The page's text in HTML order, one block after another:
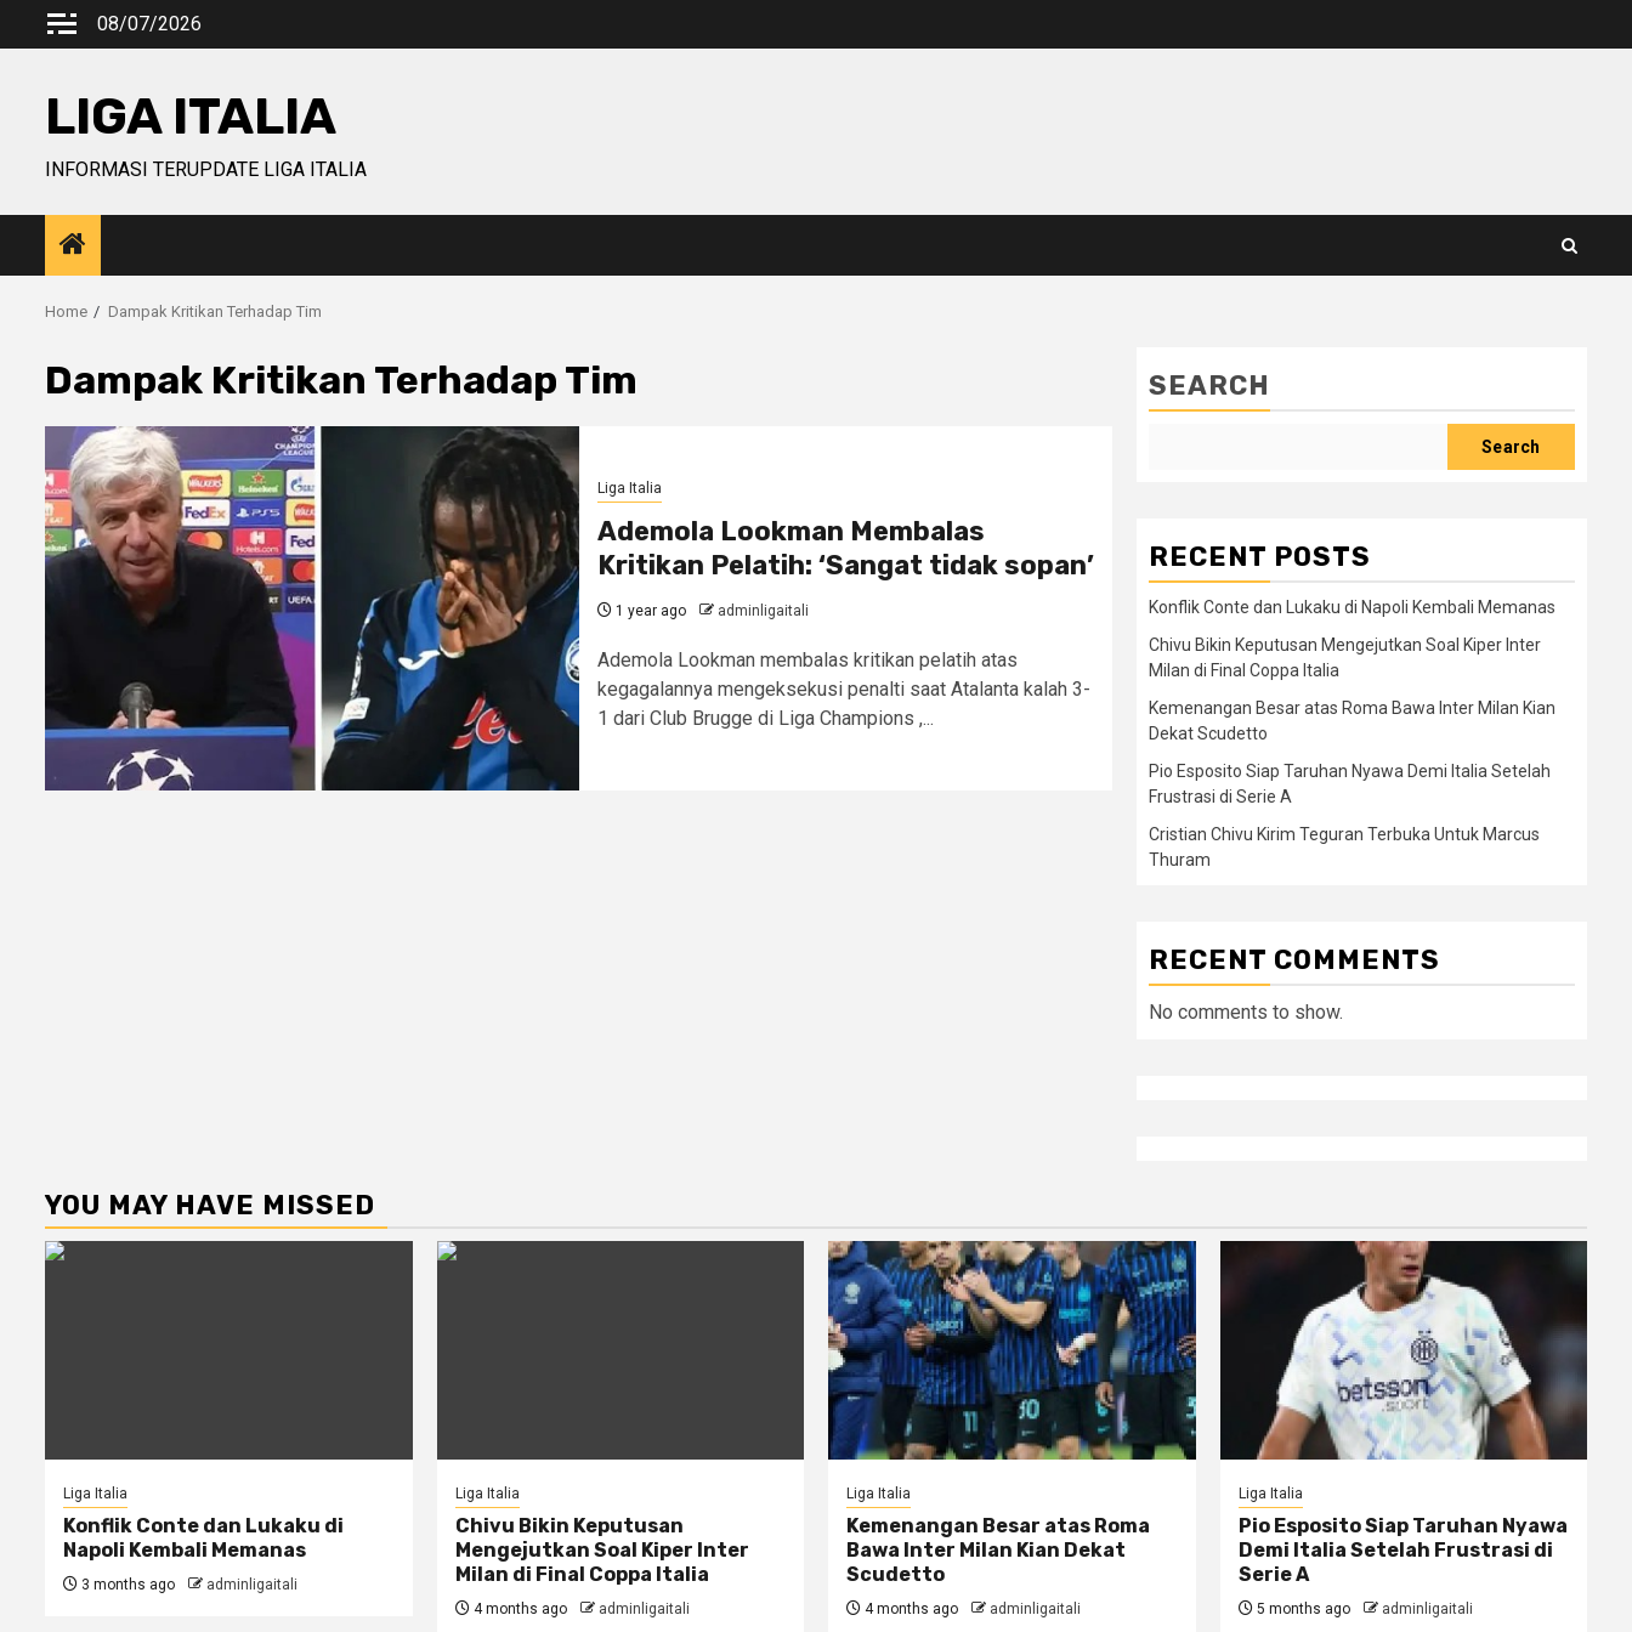
08/07/2026
LIGA ITALIA
INFORMASI TERUPDATE LIGA ITALIA
Home Dampak Kritikan Terhadap Tim
Dampak Kritikan Terhadap Tim
Liga Italia
Ademola Lookman Membalas
Kritikan Pelatih: ‘Sangat tidak sopan’
1 year ago adminligaitali
Ademola Lookman membalas kritikan pelatih atas
kegagalannya mengeksekusi penalti saat Atalanta kalah 3-
1 dari Club Brugge di Liga Champions ,...
SEARCH
Search
RECENT POSTS
Konflik Conte dan Lukaku di Napoli Kembali Memanas
Chivu Bikin Keputusan Mengejutkan Soal Kiper Inter
Milan di Final Coppa Italia
Kemenangan Besar atas Roma Bawa Inter Milan Kian
Dekat Scudetto
Pio Esposito Siap Taruhan Nyawa Demi Italia Setelah
Frustrasi di Serie A
Cristian Chivu Kirim Teguran Terbuka Untuk Marcus
Thuram
RECENT COMMENTS
No comments to show.
YOU MAY HAVE MISSED
Liga Italia
Konflik Conte dan Lukaku di
Napoli Kembali Memanas
3 months ago adminligaitali
Liga Italia
Chivu Bikin Keputusan
Mengejutkan Soal Kiper Inter
Milan di Final Coppa Italia
4 months ago adminligaitali
Liga Italia
Kemenangan Besar atas Roma
Bawa Inter Milan Kian Dekat
Scudetto
4 months ago adminligaitali
Liga Italia
Pio Esposito Siap Taruhan Nyawa
Demi Italia Setelah Frustrasi di
Serie A
5 months ago adminligaitali